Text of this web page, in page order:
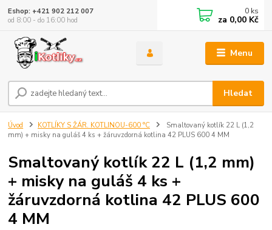
Menu
Hledat
Eshop: +421 902 212 007
od 8:00 - do 16:00 hod
0 ks
za 0,00 Kč
Úvod KOTLÍKY S ŽÁR. KOTLINOU-600 °C
Smaltovaný kotlík 22 L (1,2
mm) + misky na guláš 4 ks + žáruvzdorná kotlina 42 PLUS 600 4 MM
Smaltovaný kotlík 22 L (1,2 mm)
+ misky na guláš 4 ks +
žáruvzdorná kotlina 42 PLUS 600
4 MM